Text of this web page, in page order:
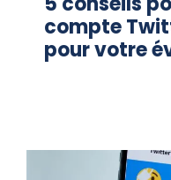
compte
pour votre